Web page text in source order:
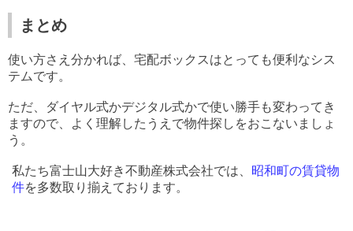
まとめ
使い方さえ分かれば、宅配ボックスはとっても便利なシス
テムです。
ただ、ダイヤル式かデジタル式かで使い勝手も変わってき
ますので、よく理解したうえで物件探しをおこないましょ
う。
私たち富士山大好き不動産株式会社では、 昭和町の賃貸物
件を多数取り揃えております。